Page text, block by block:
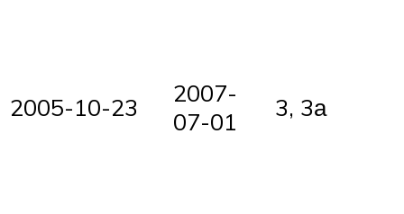
2005-10-23
2007-
07-01
3, 3а